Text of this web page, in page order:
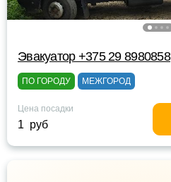
Эвакуатор +375 29 8980858
ПО ГОРОДУ МЕЖГОРОД
Цена посадки
1 руб